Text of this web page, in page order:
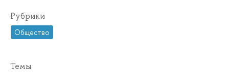
Рубрики
Общество
Темы